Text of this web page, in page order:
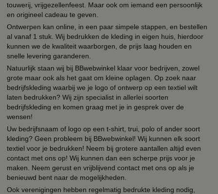
touwerij, vrijgezellenfeest. Maar ook om iemand een persoonlijk
en origineel cadeau te geven.
Ontwerpen kan online, in een paar simpele stappen, en bestellen
al vanaf 1 stuk. Wij bedrukken de kleding in eigen huis, hierdoor
kunnen we de kwaliteit waarborgen, de prijs laag houden en
snelle levering garanderen.
Natuurlijk staan wij bij BBwebwinkel klaar voor bedrijven, zowel
grote maar ook als het gaat om kleine oplagen. Op zoek naar
bedrijfskleding waarbij we je logo of ontwerp op een textiel wilt
laten bedrukken? Wij zijn specialist in allerlei soorten
bedrijfskleding en komen graag met je in gesprek over de
wensen!
Uw bedrijfsnaam of logo op een t-shirt, trui, polo of ander soort
kleding? Geen probleem bij BBwebwinkel! Wij kunnen elk soort
textiel voor je bedrukken! Neem bij grotere aantallen altijd even
contact met ons op! Wij kunnen dan een scherpe prijs voor je
maken. Neem gerust en vrijblijvend contact met ons op als je
benieuwd bent naar de mogelijkheden.
Ook verenigingen hebben regelmatig bedrukte kleding nodig,